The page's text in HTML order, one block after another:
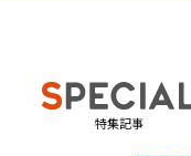
特集記事